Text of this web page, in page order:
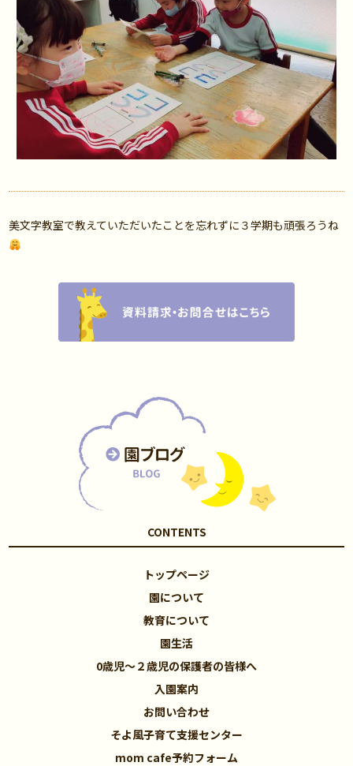
美文字教室で教えていただいたことを忘れずに３学期も頑張ろうね
CONTENTS
トップページ
園について
教育について
園生活
0歳児～２歳児の保護者の皆様へ
入園案内
お問い合わせ
そよ風子育て支援センター
mom cafe予約フォーム